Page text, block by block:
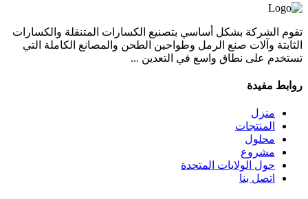
تقوم الشركة بشكل أساسي بتصنيع الكسارات المتنقلة والكسارات
الثابتة وآلات صنع الرمل وطواحين الطحن والمصانع الكاملة التي
تستخدم على نطاق واسع في التعدين ...
روابط مفيدة
منزل
المنتجات
محلول
مشروع
حول الولايات المتحدة
اتصل بنا